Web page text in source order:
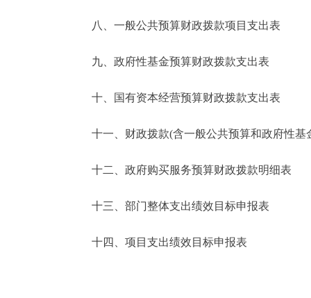
八、一般公共预算财政拨款项目支出表
九、政府性基金预算财政拨款支出表
十、国有资本经营预算财政拨款支出表
十一、财政拨款(含一般公共预算和政府性基
十二、政府购买服务预算财政拨款明细表
十三、部门整体支出绩效目标申报表
十四、项目支出绩效目标申报表